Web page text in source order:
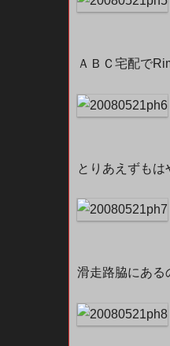
ＡＢＣ宅配で
とりあえずも
滑走路脇にある